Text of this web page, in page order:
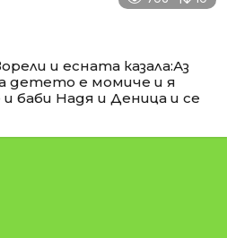
и есната казала:Аз
детето е момиче и я
баби Надя и Деница и се